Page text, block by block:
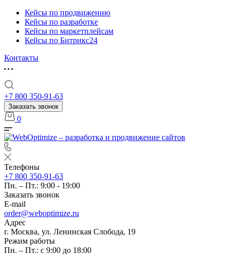
Кейсы по продвижению
Кейсы по разработке
Кейсы по маркетплейсам
Кейсы по Битрикс24
Контакты
+7 800 350-91-63
Заказать звонок
0
Телефоны
+7 800 350-91-63
Пн. – Пт.: 9:00 - 19:00
Заказать звонок
E-mail
order@weboptimize.ru
Адрес
г. Москва, ул. Ленинская Слобода, 19
Режим работы
Пн. – Пт.: с 9:00 до 18:00